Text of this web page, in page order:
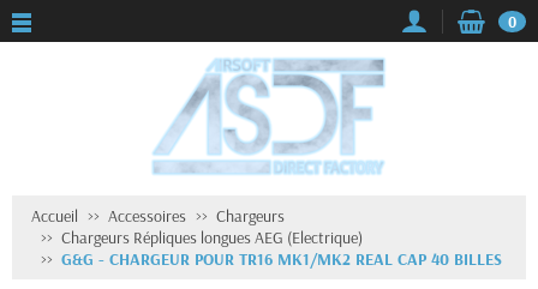
0
Accueil Accessoires
Chargeurs
Chargeurs Répliques longues AEG (Electrique)
G&G - CHARGEUR POUR TR16 MK1/MK2 REAL CAP 40 BILLES